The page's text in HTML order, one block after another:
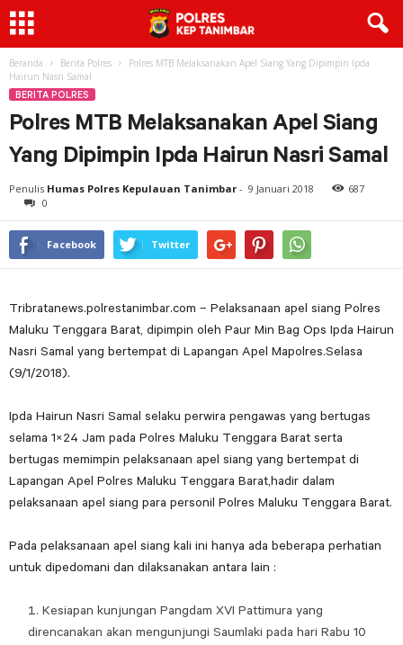
Beranda Berita Polres
Polres MTB Melaksanakan Apel Siang Yang Dipimpin Ipda
Hairun Nasri Samal
BERITA POLRES
Polres MTB Melaksanakan Apel Siang
Yang Dipimpin Ipda Hairun Nasri Samal
Penulis Humas Polres Kepulauan Tanimbar - 9 Januari 2018
687
0
Facebook Twitter
Tribratanews.polrestanimbar.com – Pelaksanaan apel siang Polres
Maluku Tenggara Barat, dipimpin oleh Paur Min Bag Ops Ipda Hairun
Nasri Samal yang bertempat di Lapangan Apel Mapolres.Selasa
(9/1/2018).
Ipda Hairun Nasri Samal selaku perwira pengawas yang bertugas
selama 1×24 Jam pada Polres Maluku Tenggara Barat serta
bertugas memimpin pelaksanaan apel siang yang bertempat di
Lapangan Apel Polres Maluku Tenggara Barat,hadir dalam
pelaksanaan apel siang para personil Polres Maluku Tenggara Barat.
Pada pelaksanaan apel siang kali ini hanya ada beberapa perhatian
untuk dipedomani dan dilaksanakan antara lain :
Kesiapan kunjungan Pangdam XVI Pattimura yang
direncanakan akan mengunjungi Saumlaki pada hari Rabu 10